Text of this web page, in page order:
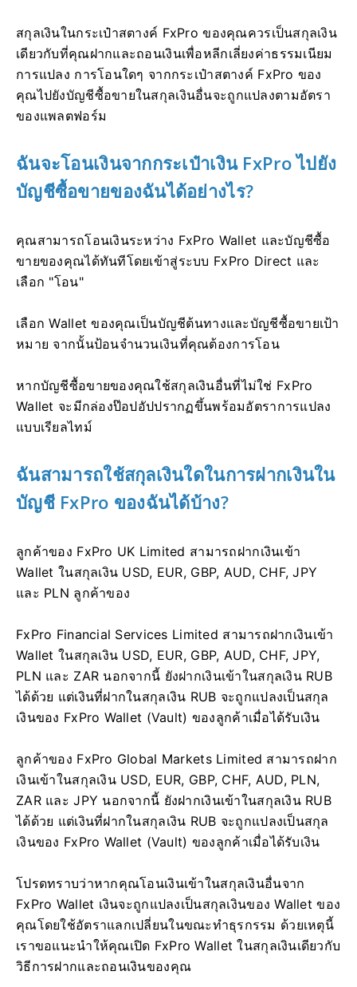
สกุลเงินในกระเป๋าสตางค์ FxPro ของคุณควรเป็นสกุลเงิน
เดียวกับที่คุณฝากและถอนเงินเพื่อหลีกเลี่ยงค่าธรรมเนียม
การแปลง การโอนใดๆ จากกระเป๋าสตางค์ FxPro ของ
คุณไปยังบัญชีซื้อขายในสกุลเงินอื่นจะถูกแปลงตามอัตรา
ของแพลตฟอร์ม
ฉันจะโอนเงินจากกระเป๋าเงิน FxPro ไปยัง
บัญชีซื้อขายของฉันได้อย่างไร?
คุณสามารถโอนเงินระหว่าง FxPro Wallet และบัญชีซื้อ
ขายของคุณได้ทันทีโดยเข้าสู่ระบบ FxPro Direct และ
เลือก "โอน"
เลือก Wallet ของคุณเป็นบัญชีต้นทางและบัญชีซื้อขายเป้า
หมาย จากนั้นป้อนจำนวนเงินที่คุณต้องการโอน
หากบัญชีซื้อขายของคุณใช้สกุลเงินอื่นที่ไม่ใช่ FxPro
Wallet จะมีกล่องป๊อปอัปปรากฏขึ้นพร้อมอัตราการแปลง
แบบเรียลไทม์
ฉันสามารถใช้สกุลเงินใดในการฝากเงินใน
บัญชี FxPro ของฉันได้บ้าง?
ลูกค้าของ FxPro UK Limited สามารถฝากเงินเข้า
Wallet ในสกุลเงิน USD, EUR, GBP, AUD, CHF, JPY
และ PLN ลูกค้าของ
FxPro Financial Services Limited สามารถฝากเงินเข้า
Wallet ในสกุลเงิน USD, EUR, GBP, AUD, CHF, JPY,
PLN และ ZAR นอกจากนี้ ยังฝากเงินเข้าในสกุลเงิน RUB
ได้ด้วย แต่เงินที่ฝากในสกุลเงิน RUB จะถูกแปลงเป็นสกุล
เงินของ FxPro Wallet (Vault) ของลูกค้าเมื่อได้รับเงิน
ลูกค้าของ FxPro Global Markets Limited สามารถฝาก
เงินเข้าในสกุลเงิน USD, EUR, GBP, CHF, AUD, PLN,
ZAR และ JPY นอกจากนี้ ยังฝากเงินเข้าในสกุลเงิน RUB
ได้ด้วย แต่เงินที่ฝากในสกุลเงิน RUB จะถูกแปลงเป็นสกุล
เงินของ FxPro Wallet (Vault) ของลูกค้าเมื่อได้รับเงิน
โปรดทราบว่าหากคุณโอนเงินเข้าในสกุลเงินอื่นจาก
FxPro Wallet เงินจะถูกแปลงเป็นสกุลเงินของ Wallet ของ
คุณโดยใช้อัตราแลกเปลี่ยนในขณะทำธุรกรรม ด้วยเหตุนี้
เราขอแนะนำให้คุณเปิด FxPro Wallet ในสกุลเงินเดียวกับ
วิธีการฝากและถอนเงินของคุณ